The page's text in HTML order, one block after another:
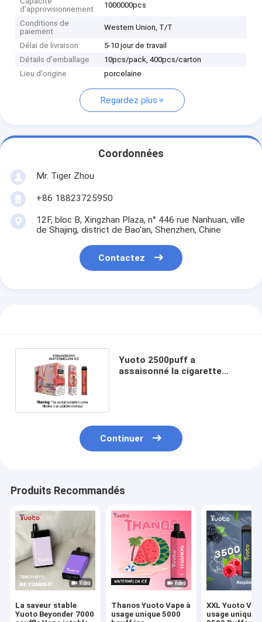
d'approvisionnement
1000000pcs
Conditions de
paiement
Western Union, T/T
Délai de livraison
5-10 jour de travail
Détails d'emballage
10pcs/pack, 400pcs/carton
Lieu d'origine
porcelaine
Regardez plus
Coordonnées
Mr. Tiger Zhou
+86 18823725950
12F, bloc B, Xingzhan Plaza, n° 446 rue Nanhuan, ville
de Shajing, district de Bao'an, Shenzhen, Chine
Contactez
Yuoto 2500puff a
assaisonné la cigarette
Continuer
Produits Recommandés
La saveur stable
Yuoto Beyonder 7000
Thanos Yuoto Vape à
usage unique 5000
XXL Yuoto
usage unique